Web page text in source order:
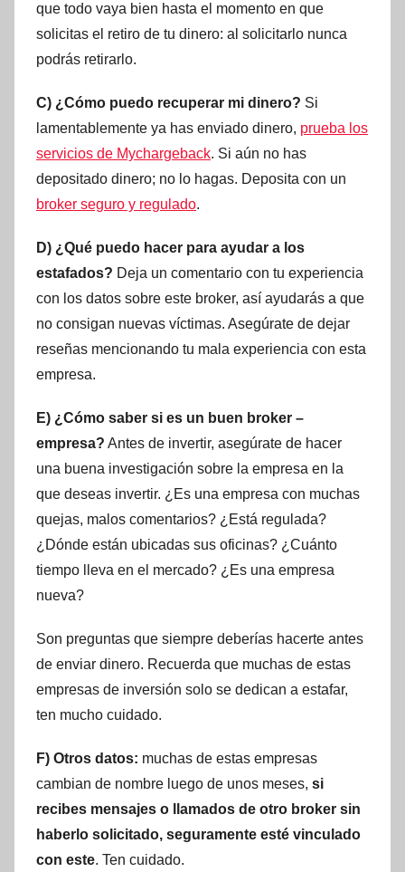
que todo vaya bien hasta el momento en que
solicitas el retiro de tu dinero: al solicitarlo nunca
podrás retirarlo.
C) ¿Cómo puedo recuperar mi dinero? Si
lamentablemente ya has enviado dinero, prueba los
servicios de Mychargeback. Si aún no has
depositado dinero; no lo hagas. Deposita con un
broker seguro y regulado.
D) ¿Qué puedo hacer para ayudar a los
estafados? Deja un comentario con tu experiencia
con los datos sobre este broker, así ayudarás a que
no consigan nuevas víctimas. Asegúrate de dejar
reseñas mencionando tu mala experiencia con esta
empresa.
E) ¿Cómo saber si es un buen broker –
empresa? Antes de invertir, asegúrate de hacer
una buena investigación sobre la empresa en la
que deseas invertir. ¿Es una empresa con muchas
quejas, malos comentarios? ¿Está regulada?
¿Dónde están ubicadas sus oficinas? ¿Cuánto
tiempo lleva en el mercado? ¿Es una empresa
nueva?
Son preguntas que siempre deberías hacerte antes
de enviar dinero. Recuerda que muchas de estas
empresas de inversión solo se dedican a estafar,
ten mucho cuidado.
F) Otros datos: muchas de estas empresas
cambian de nombre luego de unos meses, si
recibes mensajes o llamados de otro broker sin
haberlo solicitado, seguramente esté vinculado
con este. Ten cuidado.